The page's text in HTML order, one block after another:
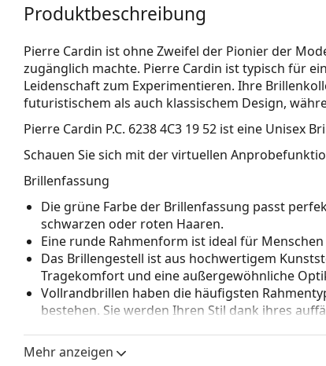
Produktbeschreibung
Pierre Cardin ist ohne Zweifel der Pionier der
zugänglich machte. Pierre Cardin ist typisch für
Leidenschaft zum Experimentieren. Ihre
futuristischem als auch klassischem Design,
Pierre Cardin P.C. 6238 4C3 19 52 ist eine Unisex
Schauen Sie sich mit der virtuellen
Brillenfassung
Die grüne Farbe der Brillenfassung passt
schwarzen oder roten Haaren.
Eine runde Rahmenform ist ideal für
Das Brillengestell ist aus hochwertigem
Tragekomfort und eine außergewöhnliche
Vollrandbrillen haben die häufigsten
bestehen. Sie werden Ihren Stil dank ihres
vor allem ihr Schutz vor Beschädigungen.
Gläser mit höherer optischer Leistung.
Mehr anzeigen